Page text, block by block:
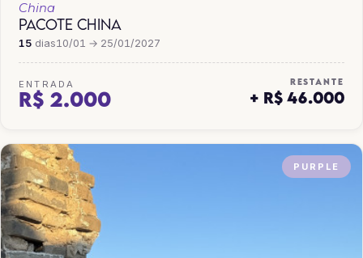
China
PACOTE CHINA
15 dias10/01 → 25/01/2027
ENTRADA
R$ 2.000
RESTANTE
+ R$ 46.000
PURPLE